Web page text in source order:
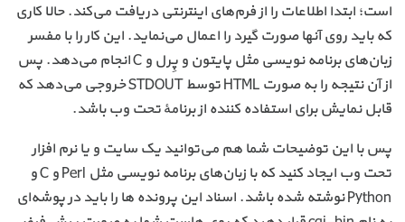
است؛ ابتدا اطلاعات را از فرم‌های اینترنتی دریافت می‌کند. حالا کاری
که باید روی آنها صورت گیرد را اعمال می‌نماید. این کار را با مفسر
زبان‌های برنامه نویسی مثل پایتون و پِرل و C انجام می‌دهد. پس
از آن نتیجه را به صورت HTML توسط STDOUT خروجی می‌دهد که
قابل نمایش برای استفاده کننده از برنامهٔ تحت وب باشد.
پس با این توضیحات شما هم می‌توانید یک سایت و یا نرم افزار
تحت وب ایجاد کنید که با زبان‌های برنامه نویسی مثل Perl و C و
Python نوشته شده باشد. اسناد این پرونده ها را باید در پوشه‌ای